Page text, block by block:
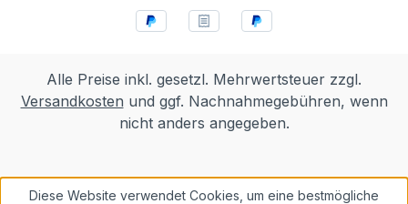
Alle Preise inkl. gesetzl. Mehrwertsteuer zzgl.
Versandkosten und ggf. Nachnahmegebühren, wenn
nicht anders angegeben.
Diese Website verwendet Cookies, um eine bestmögliche